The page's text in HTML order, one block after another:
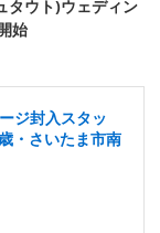
タウト)ウェディン
始
ジ封入スタッ
・さいたま市南